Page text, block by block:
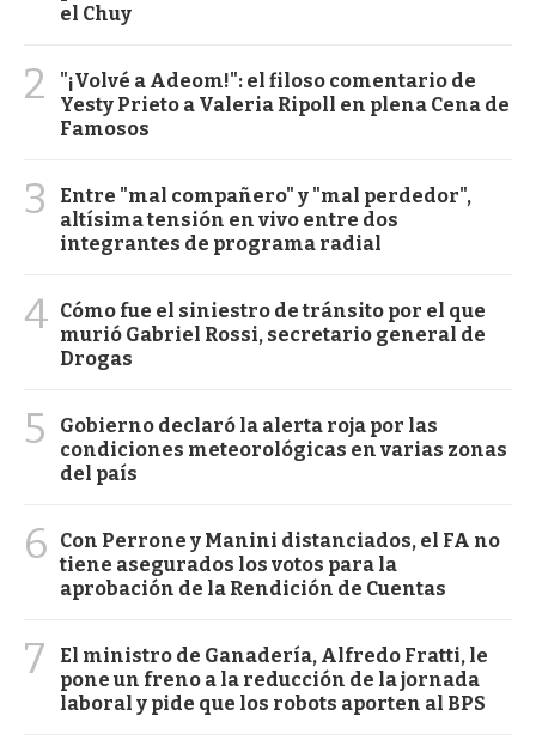
el Chuy
2
"¡Volvé a Adeom!": el filoso comentario de
Yesty Prieto a Valeria Ripoll en plena Cena de
Famosos
3
Entre "mal compañero" y "mal perdedor",
altísima tensión en vivo entre dos
integrantes de programa radial
4 Cómo fue el siniestro de tránsito por el que
murió Gabriel Rossi, secretario general de
Drogas
5
Gobierno declaró la alerta roja por las
condiciones meteorológicas en varias zonas
del país
6
Con Perrone y Manini distanciados, el FA no
tiene asegurados los votos para la
aprobación de la Rendición de Cuentas
7
El ministro de Ganadería, Alfredo Fratti, le
pone un freno a la reducción de la jornada
laboral y pide que los robots aporten al BPS